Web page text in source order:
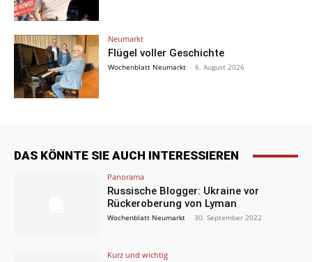
Neumarkt
Flügel voller Geschichte
Wochenblatt Neumarkt - 6. August 2026
DAS KÖNNTE SIE AUCH INTERESSIEREN
Panorama
Russische Blogger: Ukraine vor
Rückeroberung von Lyman
Wochenblatt Neumarkt - 30. September 2022
Kurz und wichtig